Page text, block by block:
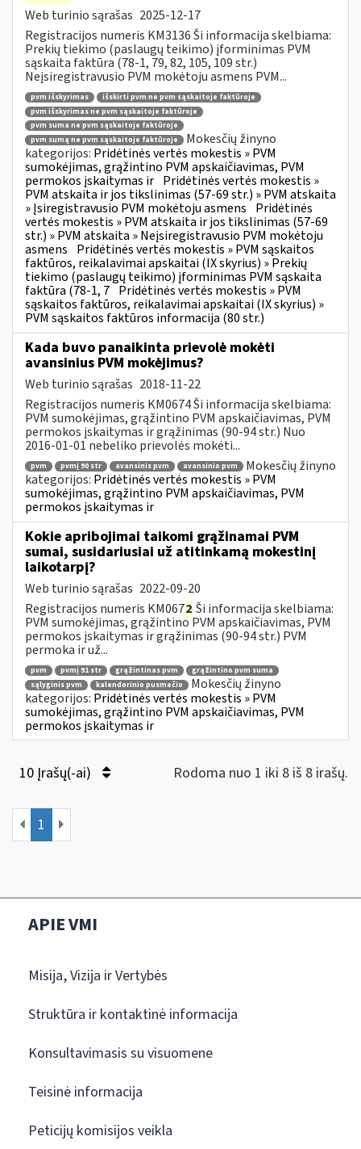
Web turinio sąrašas 2025-12-17
Registracijos numeris KM3136 Ši informacija skelbiama:
Prekių tiekimo (paslaugų teikimo) įforminimas PVM
sąskaita faktūra (78-1, 79, 82, 105, 109 str.)
Neįsiregistravusio PVM mokėtoju asmens PVM...
pvm išskyrimas
išskirti pvm ne pvm sąskaitoje faktūroje
pvm išskyrimas ne pvm sąskaitoje faktūroje
pvm suma ne pvm sąskaitoje faktūroje
pvm sumą ne pvm sąskaitoje faktūroje
Mokesčių žinyno
kategorijos: Pridėtinės vertės mokestis » PVM
sumokėjimas, grąžintino PVM apskaičiavimas, PVM
permokos įskaitymas ir Pridėtinės vertės mokestis »
PVM atskaita ir jos tikslinimas (57-69 str.) » PVM atskaita
» Įsiregistravusio PVM mokėtoju asmens Pridėtinės
vertės mokestis » PVM atskaita ir jos tikslinimas (57-69
str.) » PVM atskaita » Neįsiregistravusio PVM mokėtoju
asmens Pridėtinės vertės mokestis » PVM sąskaitos
faktūros, reikalavimai apskaitai (IX skyrius) » Prekių
tiekimo (paslaugų teikimo) įforminimas PVM sąskaita
faktūra (78-1, 7 Pridėtinės vertės mokestis » PVM
sąskaitos faktūros, reikalavimai apskaitai (IX skyrius) »
PVM sąskaitos faktūros informacija (80 str.)
Kada buvo panaikinta prievolė mokėti
avansinius PVM mokėjimus?
Web turinio sąrašas 2018-11-22
Registracijos numeris KM0674 Ši informacija skelbiama:
PVM sumokėjimas, grąžintino PVM apskaičiavimas, PVM
permokos įskaitymas ir grąžinimas (90-94 str.) Nuo
2016-01-01 nebeliko prievolės mokėti...
pvm pvmį 90 str avansinis pvm avansinio pvm
Mokesčių žinyno
kategorijos: Pridėtinės vertės mokestis » PVM
sumokėjimas, grąžintino PVM apskaičiavimas, PVM
permokos įskaitymas ir
Kokie apribojimai taikomi grąžinamai PVM
sumai, susidariusiai už atitinkamą mokestinį
laikotarpį?
Web turinio sąrašas 2022-09-20
Registracijos numeris KM0672 Ši informacija skelbiama:
PVM sumokėjimas, grąžintino PVM apskaičiavimas, PVM
permokos įskaitymas ir grąžinimas (90-94 str.) PVM
permoka ir už...
pvm pvmį 91 str grąžintinas pvm
grąžintino pvm suma
sąlyginis pvm
kalendorinio pusmečio
Mokesčių žinyno
kategorijos: Pridėtinės vertės mokestis » PVM
sumokėjimas, grąžintino PVM apskaičiavimas, PVM
permokos įskaitymas ir
10 Įrašų(-ai) Rodoma nuo 1 iki 8 iš 8 irašų.
1
APIE VMI
Misija, Vizija ir Vertybės
Struktūra ir kontaktinė informacija
Konsultavimasis su visuomene
Teisinė informacija
Peticijų komisijos veikla